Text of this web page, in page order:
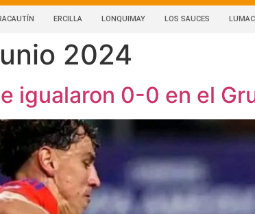
ERCILLA LONQUIMAY LOS SAUCES
2024
igualaron 0-0 en el